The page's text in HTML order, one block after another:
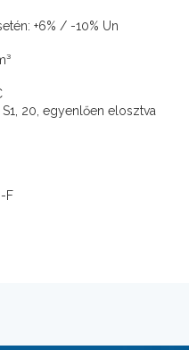
+6% / -10% Un
20, egyenlően elosztva
F